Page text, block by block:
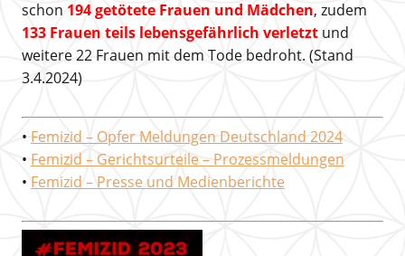
schon 194 getötete Frauen und Mädchen, zudem
133 Frauen teils lebensgefährlich verletztund
weitere 22 Frauen mit dem Tode bedroht. (Stand
3.4.2024)
• Femizid – Opfer Meldungen Deutschland 2024
• Femizid – Gerichtsurteile – Prozessmeldungen
• Femizid – Presse und Medienberichte